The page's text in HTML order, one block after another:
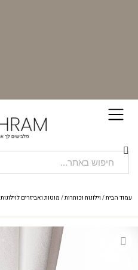
עמוד הבית/ וילונות וכותרות/ מוטות ואביזרים לוילונות